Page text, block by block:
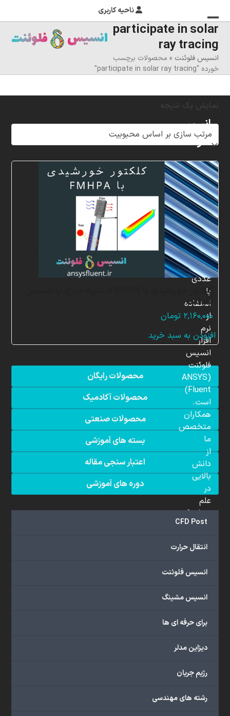
ناحیه کاربری
منوی
موبایل
را
تغییر
دهید
بستن
منوی
موبایل
participate in solar
ray tracing
انسیس فلوئنت » محصولات برچسب
خورده "participate in solar ray tracing"
نمایش یک نتیجه
فلوئنت
۲,۱۶۰,۰۰۰ تومان
افزودن به سبد خرید
محصولات رایگان
محصولات آکادمیک
محصولات صنعتی
بسته های آموزشی
اعتبار سنجی مقاله
دوره های آموزشی
CFD Post
انتقال حرارت
انسیس فلوئنت
انسیس مشینگ
برای حرفه ای ها
دیزاین مدلر
رژیم جریان
رشته های مهندسی
انسیس
فلوئنت
شرکت
خلاق
پردازشگران
مهر،
متخصص
در
زمینه
شبیه
سازی
عددی
با
استفاده
از
نرم
افزار
انسیس
فلوئنت
(ANSYS
Fluent)
است.
همکاران
متخصص
ما
از
دانش
بالایی
در
علم
دینامیک
سیالات
(CFD)
هستند.
ما
گسترده‌ای
با
دانشگاهی،
صنعتی